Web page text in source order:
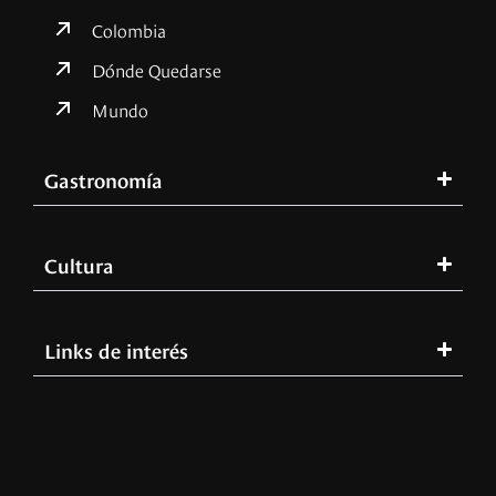
Colombia
Dónde Quedarse
Mundo
Gastronomía
Cultura
Links de interés